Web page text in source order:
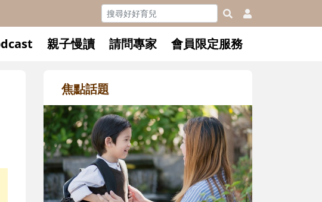
親子慢讀 請問專家 會員限定服務
焦點話題
和孩子一起長大的那個男人│讀
懂父親的不同模樣
沒有人天生就擅長當爸爸！男人總是
在一次次「前所未有」的體驗中，跟